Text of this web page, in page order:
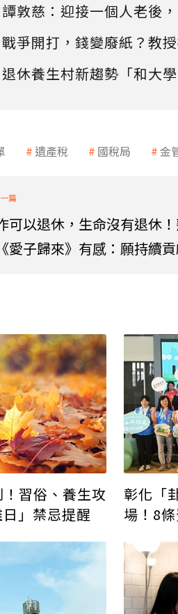
譚敦慈：迎接一個人老後
戰爭開打，錢變廢紙？教
退休養生村新趨勢「和大
遺產稅 國稅局 金
可以退休，生命沒有退休
愛子歸來》有感：願持續
習俗、養生攻
」禁忌提醒
彰化「
場！8